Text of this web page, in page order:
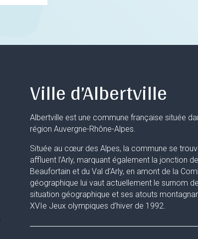
Ville d’Albertville
Albertville est une commune française située
région Auvergne-Rhône-Alpes.
Située au cœur des Alpes, la commune se
affluent l’Arly, marquant également la jonction
Beaufortain et du Val d’Arly, en amont de la
géographique lui vaut actuellement le surnom
situation géographique et ses atouts
XVIe Jeux olympiques d’hiver de 1992.